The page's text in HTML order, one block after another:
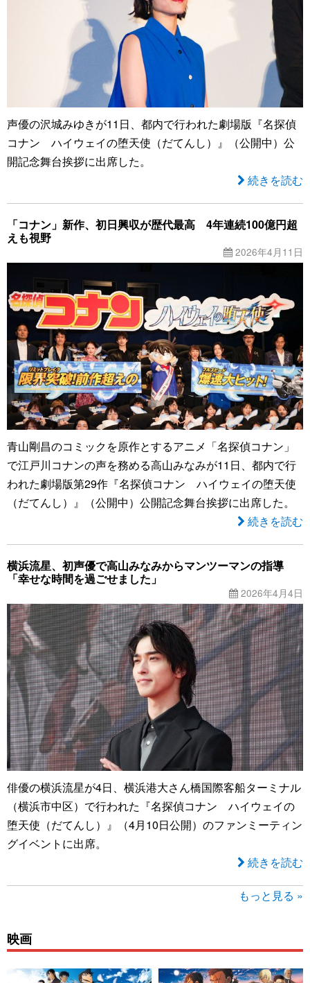
声優の沢城みゆきが11日、都内で行われた劇場版『名探偵
コナン ハイウェイの堕天使（だてんし）』（公開中）公
開記念舞台挨拶に出席した。
続きを読む
「コナン」新作、初日興収が歴代最高 4年連続100億円超
えも視野
2026年4月11日
青山剛昌のコミックを原作とするアニメ「名探偵コナン」
で江戸川コナンの声を務める高山みなみが11日、都内で行
われた劇場版第29作『名探偵コナン ハイウェイの堕天使
（だてんし）』（公開中）公開記念舞台挨拶に出席した。
続きを読む
横浜流星、初声優で高山みなみからマンツーマンの指導
「幸せな時間を過ごせました」
2026年4月4日
俳優の横浜流星が4日、横浜港大さん橋国際客船ターミナル
（横浜市中区）で行われた『名探偵コナン ハイウェイの
堕天使（だてんし）』（4月10日公開）のファンミーティン
グイベントに出席。
続きを読む
もっと見る »
映画